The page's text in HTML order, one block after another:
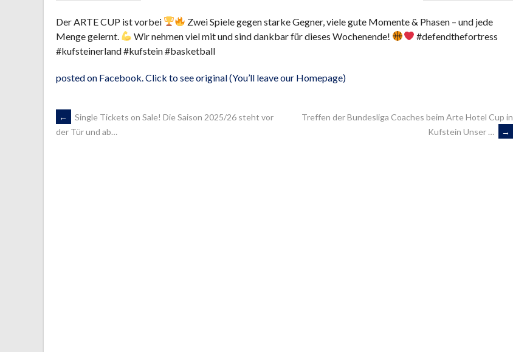
Der ARTE CUP ist vorbei
Zwei Spiele gegen starke Gegner, viele gute Momente & Phasen – und jede
Menge gelernt.
Wir nehmen viel mit und sind dankbar für dieses Wochenende!
#defendthefortress
#kufsteinerland #kufstein #basketball
posted on Facebook. Click to see original (You’ll leave our Homepage)
ARTIKEL-
←
Single Tickets on Sale! Die Saison 2025/26 steht vor
der Tür und ab…
Treffen der Bundesliga Coaches beim Arte Hotel Cup in
Kufstein Unser …
→